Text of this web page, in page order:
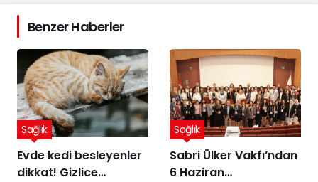
Benzer Haberler
Evde kedi besleyenler
dikkat! Gizlice
Sağlık
Sabri Ülker Vakfı’ndan
6 Haziran
Sağlık